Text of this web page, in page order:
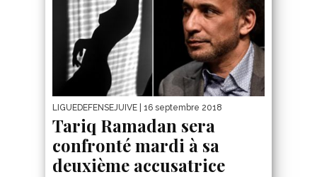
LIGUEDEFENSEJUIVE | 16 septembre 2018
Tariq Ramadan sera
confronté mardi à sa
deuxième accusatrice